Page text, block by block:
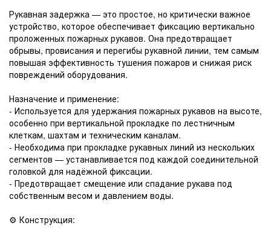
Рукавная задержка — это простое, но критически важное
устройство, которое обеспечивает фиксацию вертикально
проложенных пожарных рукавов. Она предотвращает
обрывы, провисания и перегибы рукавной линии, тем самым
повышая эффективность тушения пожаров и снижая риск
повреждений оборудования.
Назначение и применение:
- Используется для удержания пожарных рукавов на высоте,
особенно при вертикальной прокладке по лестничным
клеткам, шахтам и техническим каналам.
- Необходима при прокладке рукавных линий из нескольких
сегментов — устанавливается под каждой соединительной
головкой для надёжной фиксации.
- Предотвращает смещение или спадание рукава под
собственным весом и давлением воды.
⚙️ Конструкция: